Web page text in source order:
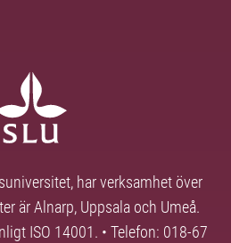
har verksamhet över
är Alnarp, Uppsala och Umeå.
ISO 14001. • Telefon: 018-67